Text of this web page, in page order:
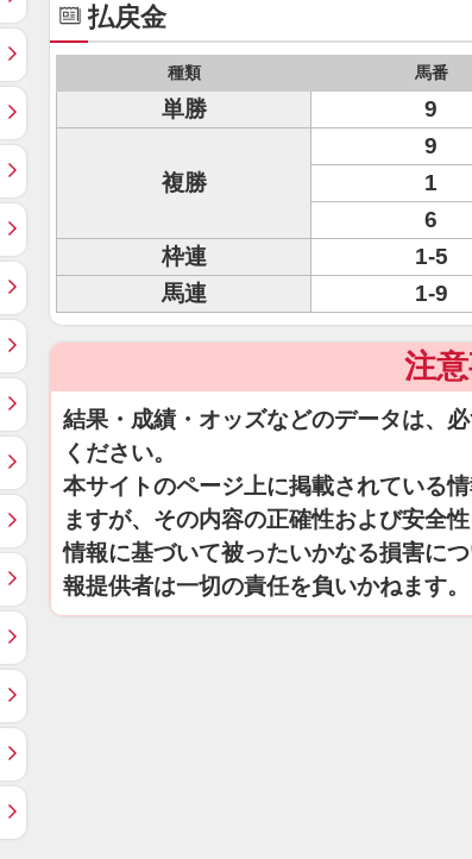
払戻金
種類 馬番
単勝 9
複勝
9
1
6
枠連
1-5
馬連
1-9
注
結果・成績・オッズなどのデータは、
ください。
本サイトのページ上に掲載されている
ますが、その内容の正確性および安全
情報に基づいて被ったいかなる損害に
報提供者は一切の責任を負いかねます。